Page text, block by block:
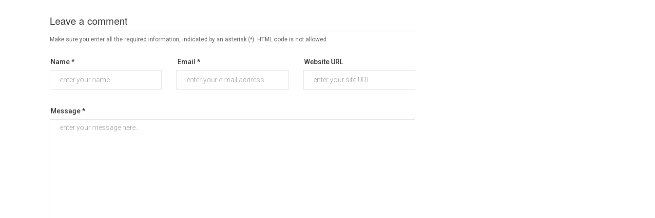
Leave a comment
Make sure you enter all the required information, indicated by an asterisk (*). HTML code is not allowed.
Name * Email * Website URL
Message *